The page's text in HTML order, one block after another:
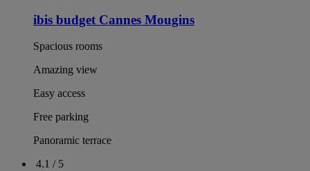
ibis budget Cannes Mougins
Spacious rooms
Amazing view
Easy access
Free parking
Panoramic terrace
4.1 / 5